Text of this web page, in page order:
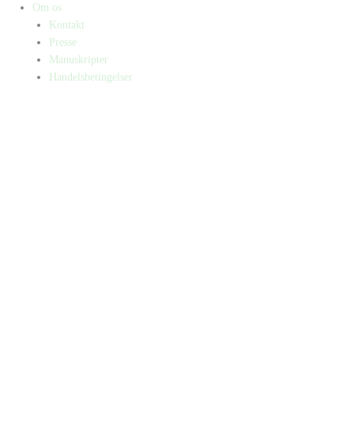
Om os
Kontakt
Presse
Manuskripter
Handelsbetingelser